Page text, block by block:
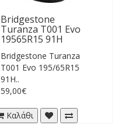
Bridgestone
Turanza T001 Evo
19565R15 91H
Bridgestone Turanza
T001 Evo 195/65R15
91H..
59,00€
Καλάθι